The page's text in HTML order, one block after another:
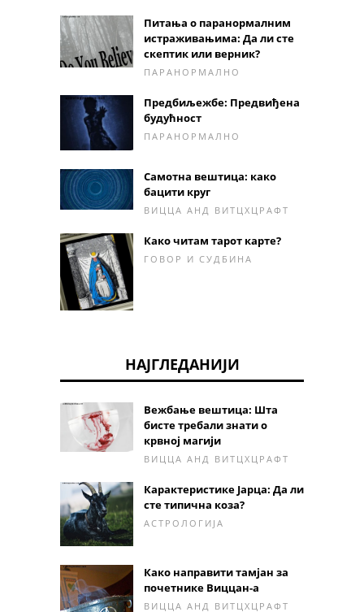
Питања о паранормалним
истраживањима: Да ли сте
скептик или верник?
ПАРАНОРМАЛНО
Предбиљежбе: Предвиђена
будућност
ПАРАНОРМАЛНО
Самотна вештица: како
бацити круг
ВИЦЦА АНД ВИТЦХЦРАФТ
Како читам тарот карте?
ГОВОР И СУДБИНА
НАЈГЛЕДАНИЈИ
Вежбање вештица: Шта
бисте требали знати о
крвној магији
ВИЦЦА АНД ВИТЦХЦРАФТ
Карактеристике Јарца: Да ли
сте типична коза?
АСТРОЛОГИЈА
Како направити тамјан за
почетнике Виццан-а
ВИЦЦА АНД ВИТЦХЦРАФТ